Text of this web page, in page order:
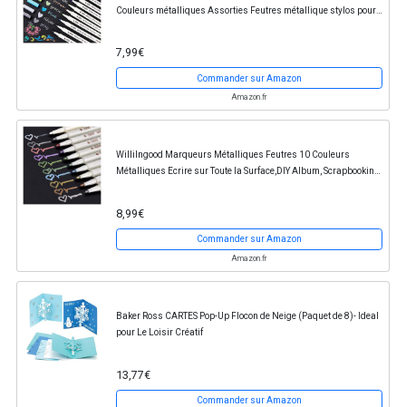
Couleurs métalliques Assorties Feutres métallique stylos pour
7,99€
Commander sur Amazon
Amazon.fr
Willilngood Marqueurs Métalliques Feutres 10 Couleurs
Métalliques Ecrire sur Toute la Surface,DIY Album, Scrapbooking,
8,99€
Commander sur Amazon
Amazon.fr
Baker Ross CARTES Pop-Up Flocon de Neige (Paquet de 8)- Ideal
pour Le Loisir Créatif
13,77€
Commander sur Amazon